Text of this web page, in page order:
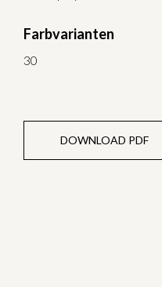
Farbvarianten
30
DOWNLOAD PDF